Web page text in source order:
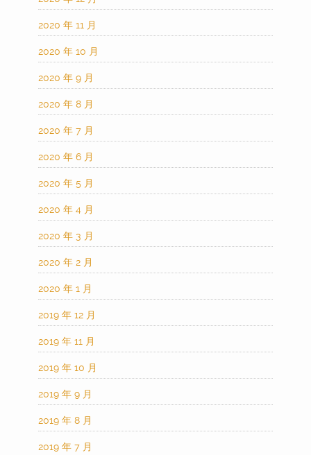
2020 年 11 月
2020 年 10 月
2020 年 9 月
2020 年 8 月
2020 年 7 月
2020 年 6 月
2020 年 5 月
2020 年 4 月
2020 年 3 月
2020 年 2 月
2020 年 1 月
2019 年 12 月
2019 年 11 月
2019 年 10 月
2019 年 9 月
2019 年 8 月
2019 年 7 月